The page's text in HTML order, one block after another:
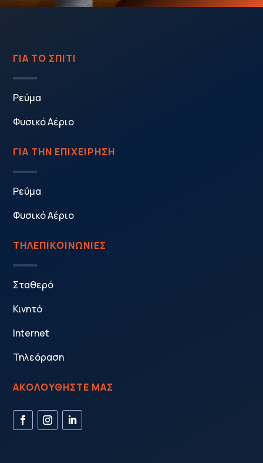
ΓΙΑ ΤΟ ΣΠΙΤΙ
Ρεύμα
Φυσικό Αέριο
ΓΙΑ ΤΗΝ ΕΠΙΧΕΙΡΗΣΗ
Ρεύμα
Φυσικό Αέριο
ΤΗΛΕΠΙΚΟΙΝΩΝΙΕΣ
Σταθερό
Κινητό
Internet
Τηλεόραση
ΑΚΟΛΟΥΘΗΣΤΕ ΜΑΣ